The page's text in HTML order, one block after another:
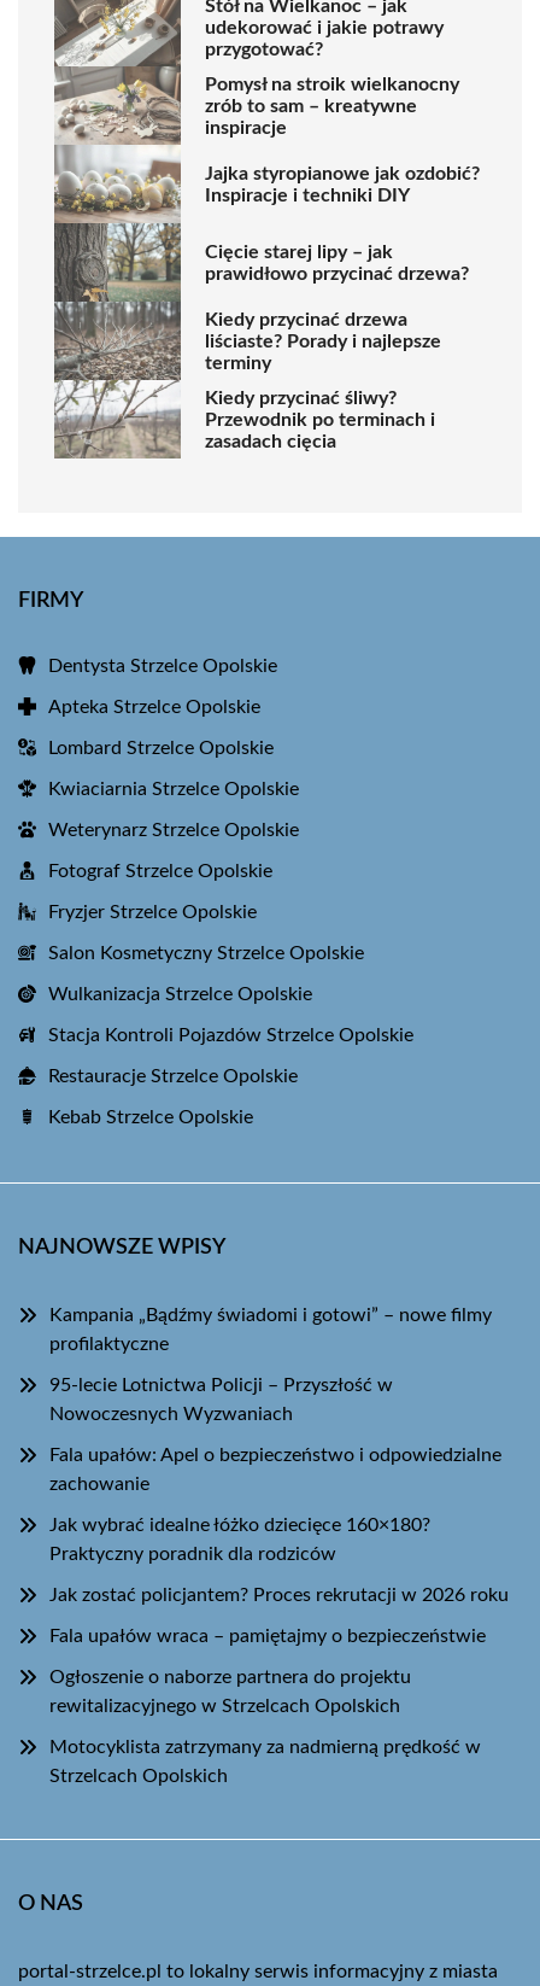
Stół na Wielkanoc – jak
udekorować i jakie potrawy
przygotować?
Pomysł na stroik wielkanocny
zrób to sam – kreatywne
inspiracje
Jajka styropianowe jak ozdobić?
Inspiracje i techniki DIY
Cięcie starej lipy – jak
prawidłowo przycinać drzewa?
Kiedy przycinać drzewa
liściaste? Porady i najlepsze
terminy
Kiedy przycinać śliwy?
Przewodnik po terminach i
zasadach cięcia
FIRMY
Dentysta Strzelce Opolskie
Apteka Strzelce Opolskie
Lombard Strzelce Opolskie
Kwiaciarnia Strzelce Opolskie
Weterynarz Strzelce Opolskie
Fotograf Strzelce Opolskie
Fryzjer Strzelce Opolskie
Salon Kosmetyczny Strzelce Opolskie
Wulkanizacja Strzelce Opolskie
Stacja Kontroli Pojazdów Strzelce Opolskie
Restauracje Strzelce Opolskie
Kebab Strzelce Opolskie
NAJNOWSZE WPISY
Kampania „Bądźmy świadomi i gotowi” – nowe filmy
profilaktyczne
95-lecie Lotnictwa Policji – Przyszłość w
Nowoczesnych Wyzwaniach
Fala upałów: Apel o bezpieczeństwo i odpowiedzialne
zachowanie
Jak wybrać idealne łóżko dziecięce 160×180?
Praktyczny poradnik dla rodziców
Jak zostać policjantem? Proces rekrutacji w 2026 roku
Fala upałów wraca – pamiętajmy o bezpieczeństwie
Ogłoszenie o naborze partnera do projektu
rewitalizacyjnego w Strzelcach Opolskich
Motocyklista zatrzymany za nadmierną prędkość w
Strzelcach Opolskich
O NAS
portal-strzelce.pl to lokalny serwis informacyjny z miasta